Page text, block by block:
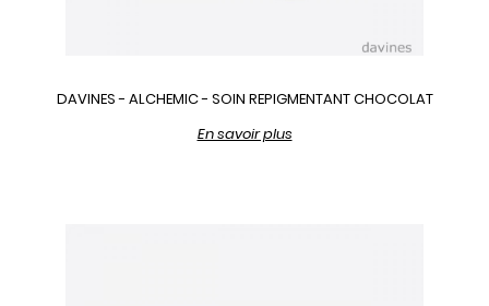
DAVINES - ALCHEMIC - SOIN REPIGMENTANT CHOCOLAT
En savoir plus